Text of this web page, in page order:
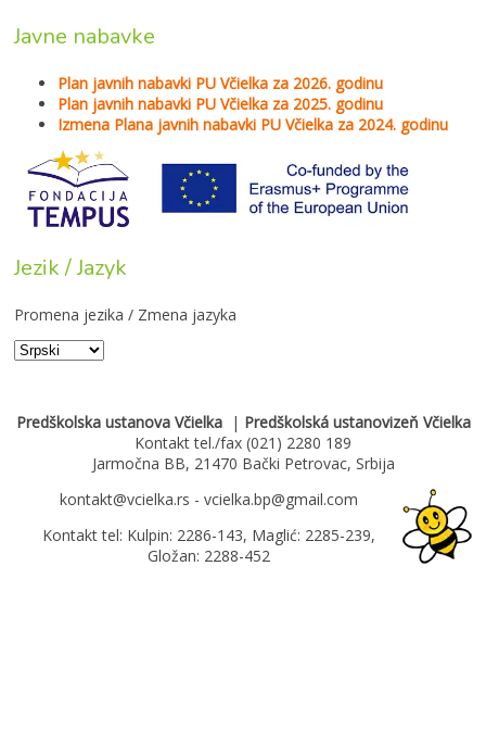
Javne nabavke
Plan javnih nabavki PU Včielka za 2026. godinu
Plan javnih nabavki PU Včielka za 2025. godinu
Izmena Plana javnih nabavki PU Včielka za 2024. godinu
Jezik / Jazyk
Promena jezika / Zmena jazyka
Predškolska ustanova Včielka| Predškolská ustanovizeň Včielka
Kontakt tel./fax (021) 2280 189
Jarmočna BB, 21470 Bački Petrovac, Srbija
kontakt@vcielka.rs - vcielka.bp@gmail.com
Kontakt tel: Kulpin: 2286-143, Maglić: 2285-239,
Gložan: 2288-452